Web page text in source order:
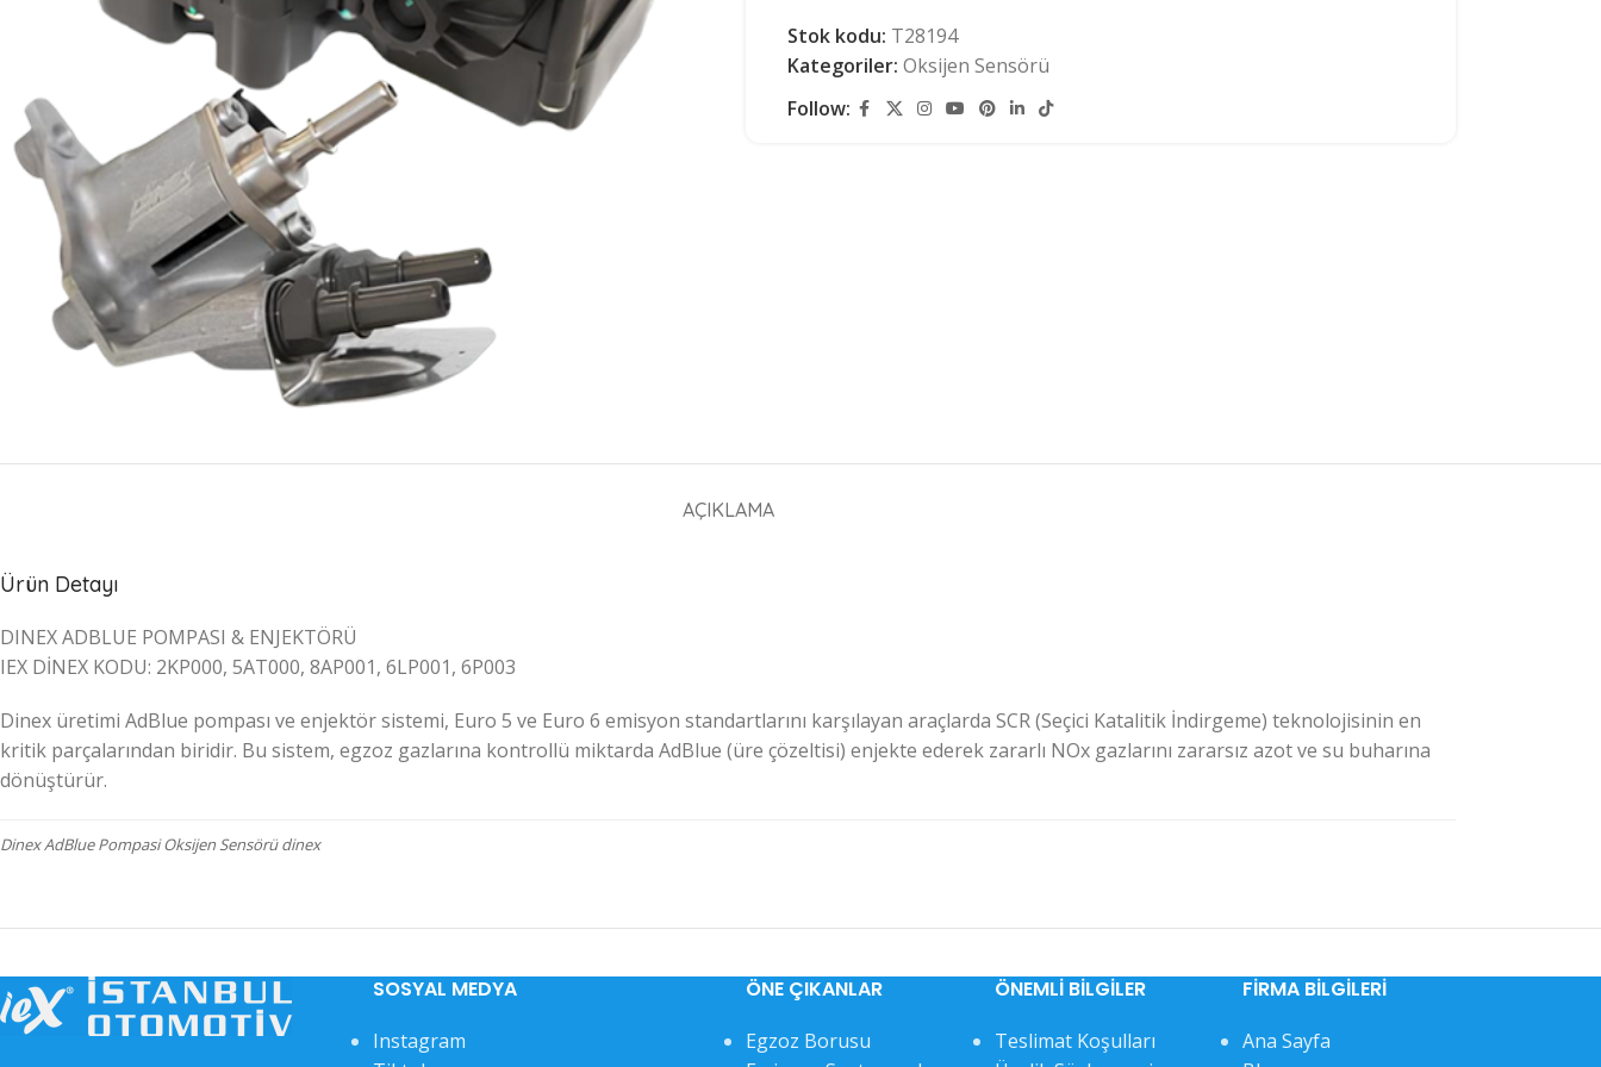
Stok kodu: T28194
Kategoriler: Oksijen Sensörü
Follow:
AÇIKLAMA
Ürün Detayı
DINEX ADBLUE POMPASI & ENJEKTÖRÜ
IEX DİNEX KODU: 2KP000, 5AT000, 8AP001, 6LP001, 6P003
Dinex üretimi AdBlue pompası ve enjektör sistemi, Euro 5 ve Euro 6 emisyon standartlarını karşılayan araçlarda SCR (Seçici Katalitik İndirgeme) teknolojisinin en
kritik parçalarından biridir. Bu sistem, egzoz gazlarına kontrollü miktarda AdBlue (üre çözeltisi) enjekte ederek zararlı NOx gazlarını zararsız azot ve su buharına
dönüştürür.
Dinex AdBlue Pompasi Oksijen Sensörü dinex
SOSYAL MEDYA
Instagram
ÖNE ÇIKANLAR
Egzoz Borusu
ÖNEMLI BILGILER
Teslimat Koşulları
FIRMA BILGILERI
Ana Sayfa